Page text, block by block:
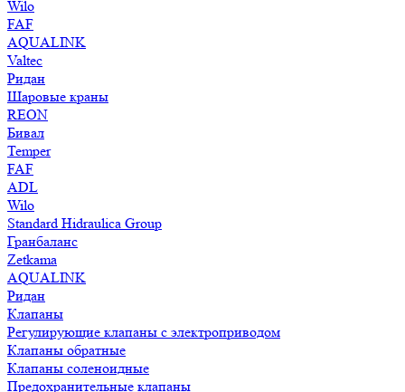
Wilo
FAF
AQUALINK
Valtec
Ридан
Шаровые краны
REON
Бивал
Temper
FAF
ADL
Wilo
Standard Hidraulica Group
Гранбаланс
Zetkama
AQUALINK
Ридан
Клапаны
Регулирующие клапаны с электроприводом
Клапаны обратные
Клапаны соленоидные
Предохранительные клапаны